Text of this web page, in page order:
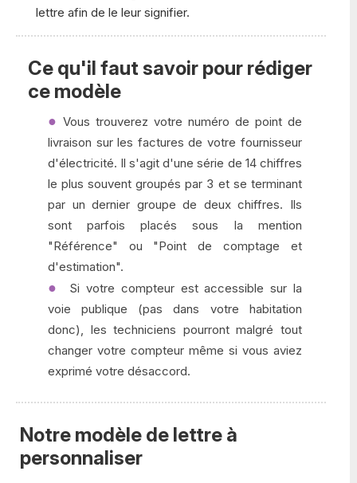
lettre afin de le leur signifier.
Ce qu'il faut savoir pour rédiger
ce modèle
Vous trouverez votre numéro de point de
livraison sur les factures de votre fournisseur
d'électricité. Il s'agit d'une série de 14 chiffres
le plus souvent groupés par 3 et se terminant
par un dernier groupe de deux chiffres. Ils
sont parfois placés sous la mention
"Référence" ou "Point de comptage et
d'estimation".
Si votre compteur est accessible sur la
voie publique (pas dans votre habitation
donc), les techniciens pourront malgré tout
changer votre compteur même si vous aviez
exprimé votre désaccord.
Notre modèle de lettre à
personnaliser